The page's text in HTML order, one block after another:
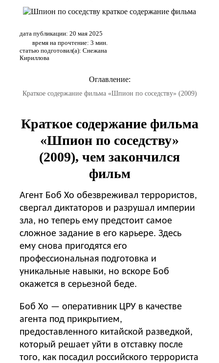
дата публикации: 20 мая 2025
время на прочтение: 3 мин.
статью подготовил(а): Снежана
Кириллова
Оглавление:
Краткое содержание фильма «Шпион по соседству» (2009)
Краткое содержание фильма
«Шпион по соседству»
(2009), чем закончился
фильм
Агент Боб Хо обезвреживал террористов,
свергал диктаторов и разрушал империи
зла, но теперь ему предстоит самое
сложное задание в его карьере. Здесь
ему снова пригодятся его
профессиональная подготовка и
уникальные навыки, но вскоре Боб
окажется в серьезной беде.
Боб Хо — оперативник ЦРУ в качестве
агента под прикрытием,
предоставленного китайской разведкой,
который решает уйти в отставку после
того, как посадил российского террориста